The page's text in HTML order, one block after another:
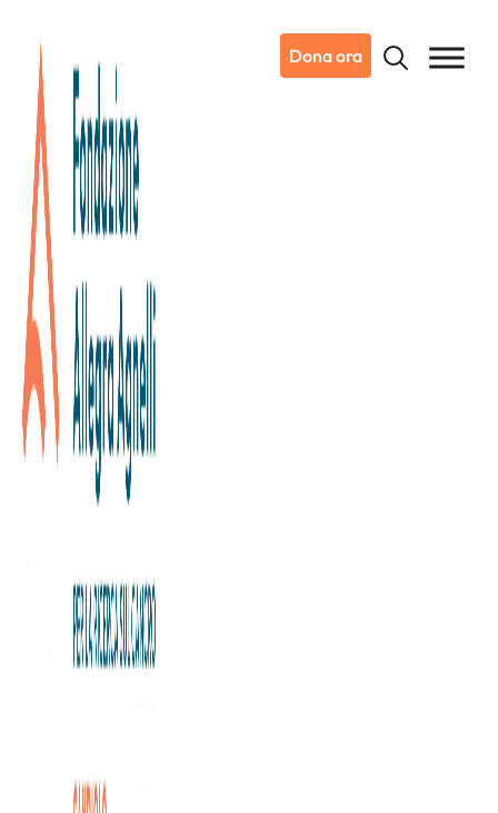
Dona ora
17/04/2016
Il 17 aprile tutti di corsa per
sostenere lIstituto di Candiolo 
IRCCS.
Domenica 17 aprile torna la Santander Mezza Maratona
Città di Torino, la corsa che attraversa i luoghi più belli del
Oltre alla tradizionale distanza di 21 km, la due giorni di
sport e benessere prevede anche altri due percorsi: la 10
km Santander Torino Running sul medesimo percorso
Fondazione.